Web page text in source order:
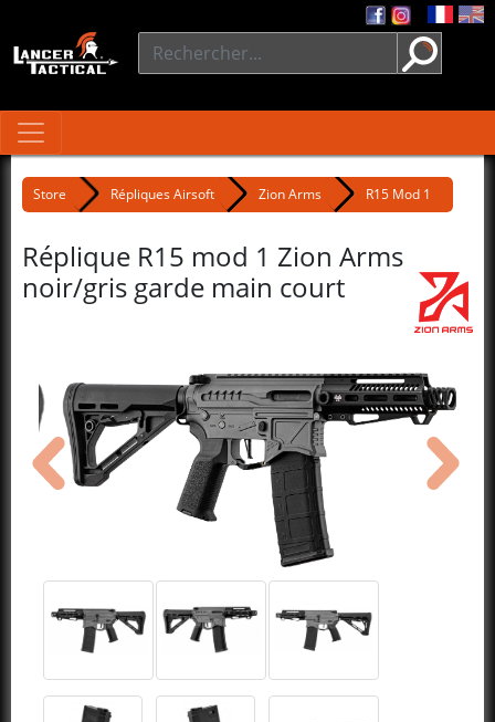
Store Répliques Airsoft Zion Arms R15 Mod 1
Réplique R15 mod 1 Zion Arms
noir/gris garde main court
précédent suivant